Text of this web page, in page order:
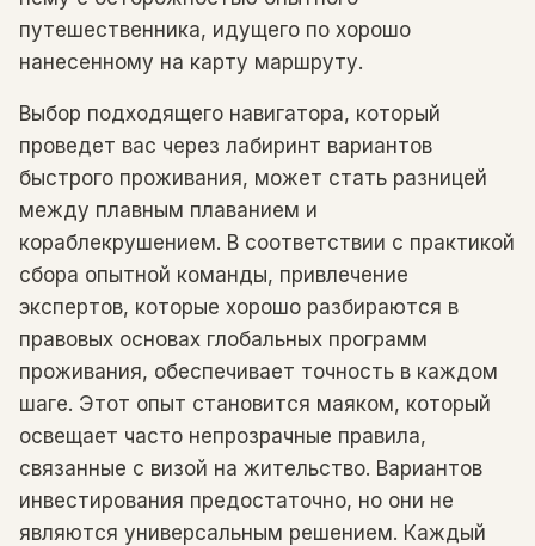
путешественника, идущего по хорошо
нанесенному на карту маршруту.
Выбор подходящего навигатора, который
проведет вас через лабиринт вариантов
быстрого проживания, может стать разницей
между плавным плаванием и
кораблекрушением. В соответствии с практикой
сбора опытной команды, привлечение
экспертов, которые хорошо разбираются в
правовых основах глобальных программ
проживания, обеспечивает точность в каждом
шаге. Этот опыт становится маяком, который
освещает часто непрозрачные правила,
связанные с визой на жительство. Вариантов
инвестирования предостаточно, но они не
являются универсальным решением. Каждый